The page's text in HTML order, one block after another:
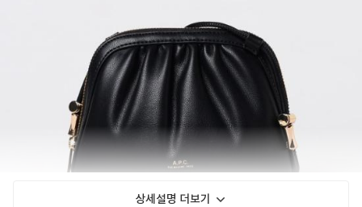
상세설명 더보기